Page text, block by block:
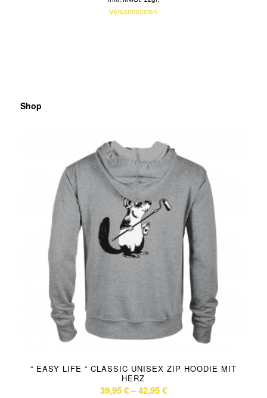
Versandkosten
Shop
“ EASY LIFE “ CLASSIC UNISEX ZIP HOODIE MIT
HERZ
39,95€–42,95€